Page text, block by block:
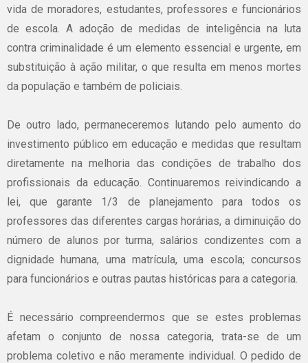
vida de moradores, estudantes, professores e funcionários
de escola. A adoção de medidas de inteligência na luta
contra criminalidade é um elemento essencial e urgente, em
substituição à ação militar, o que resulta em menos mortes
da população e também de policiais.
De outro lado, permaneceremos lutando pelo aumento do
investimento público em educação e medidas que resultam
diretamente na melhoria das condições de trabalho dos
profissionais da educação. Continuaremos reivindicando a
lei, que garante 1/3 de planejamento para todos os
professores das diferentes cargas horárias, a diminuição do
número de alunos por turma, salários condizentes com a
dignidade humana, uma matrícula, uma escola; concursos
para funcionários e outras pautas históricas para a categoria.
É necessário compreendermos que se estes problemas
afetam o conjunto de nossa categoria, trata-se de um
problema coletivo e não meramente individual. O pedido de